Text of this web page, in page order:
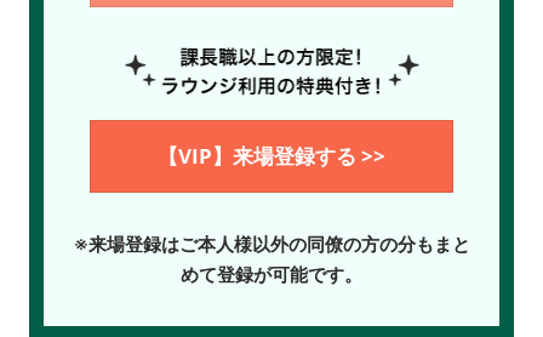
【VIP】来場登録する >>
※来場登録はご本人様以外の同僚の方の分もまと
めて登録が可能です。